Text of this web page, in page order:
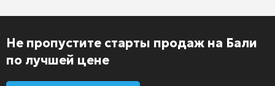
Не пропустите старты продаж на Бали
по лучшей цене